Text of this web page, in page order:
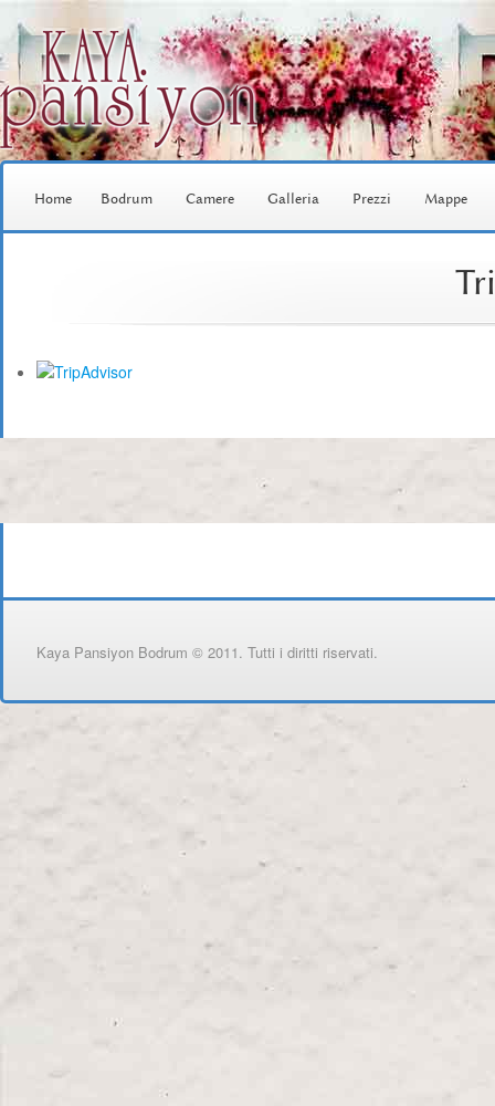
Home Bodrum Camere Galleria Prezzi Mappe
Kaya Pansiyon Bodrum © 2011. Tutti i diritti riservati.